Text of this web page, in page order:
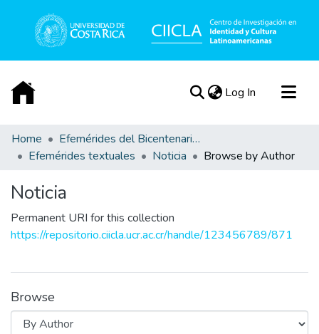
Log In (current)
Communities & Collections
All of DSpace
Acerca de
Home
Efemérides del Bicentenario de la Independencia de Costa Rica
Efemérides textuales
Noticia Browse by Author
Noticia
Permanent URI for this collection
https://repositorio.ciicla.ucr.ac.cr/handle/123456789/871
Browse